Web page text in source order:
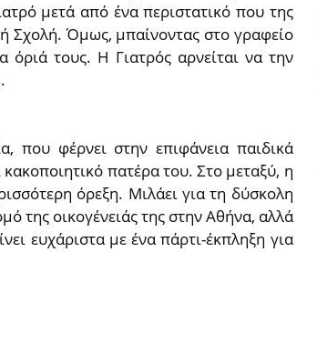
μετά από ένα περιστατικό που της
Σχολή. Όμως, μπαίνοντας στο γραφείο
τους. Η Γιατρός αρνείται να την
που φέρνει στην επιφάνεια παιδικά
πατέρα του. Στο μεταξύ, η
όρεξη. Μιλάει για τη δύσκολη
της οικογένειάς της στην Αθήνα, αλλά
ευχάριστα με ένα πάρτι-έκπληξη για